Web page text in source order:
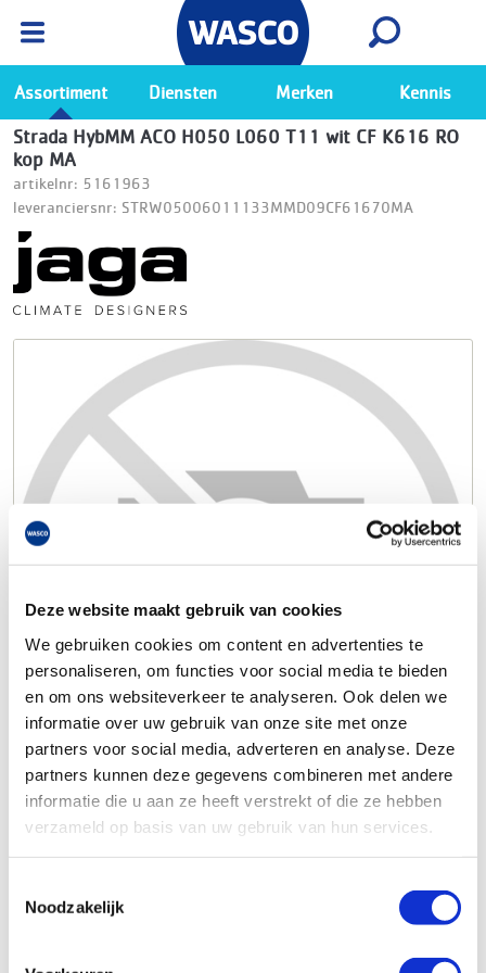
Deze website maakt gebruik van cookies
We gebruiken cookies om content en advertenties te
personaliseren, om functies voor social media te bieden
en om ons websiteverkeer te analyseren. Ook delen we
informatie over uw gebruik van onze site met onze
partners voor social media, adverteren en analyse. Deze
partners kunnen deze gegevens combineren met andere
informatie die u aan ze heeft verstrekt of die ze hebben
verzameld op basis van uw gebruik van hun services.
Noodzakelijk
Ga naar de Wasco app
Bekijk
Assortiment Diensten Merken Kennis
Strada HybMM ACO H050 L060 T11 wit CF K616 RO
kop MA
artikelnr: 5161963
leveranciersnr: STRW05006011133MMD09CF61670MA